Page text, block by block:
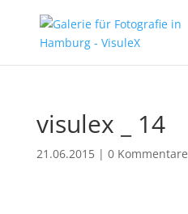
visulex _ 14
21.06.2015| 0 Kommentare